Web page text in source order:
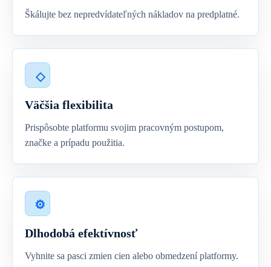
Škálujte bez nepredvídateľných nákladov na predplatné.
Väčšia flexibilita
Prispôsobte platformu svojim pracovným postupom,
značke a prípadu použitia.
Dlhodobá efektívnosť
Vyhnite sa pasci zmien cien alebo obmedzení platformy.